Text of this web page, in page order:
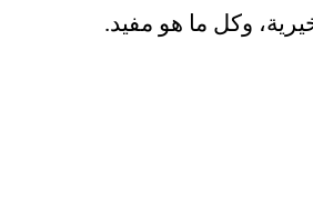
وكل ما هو مفيد.